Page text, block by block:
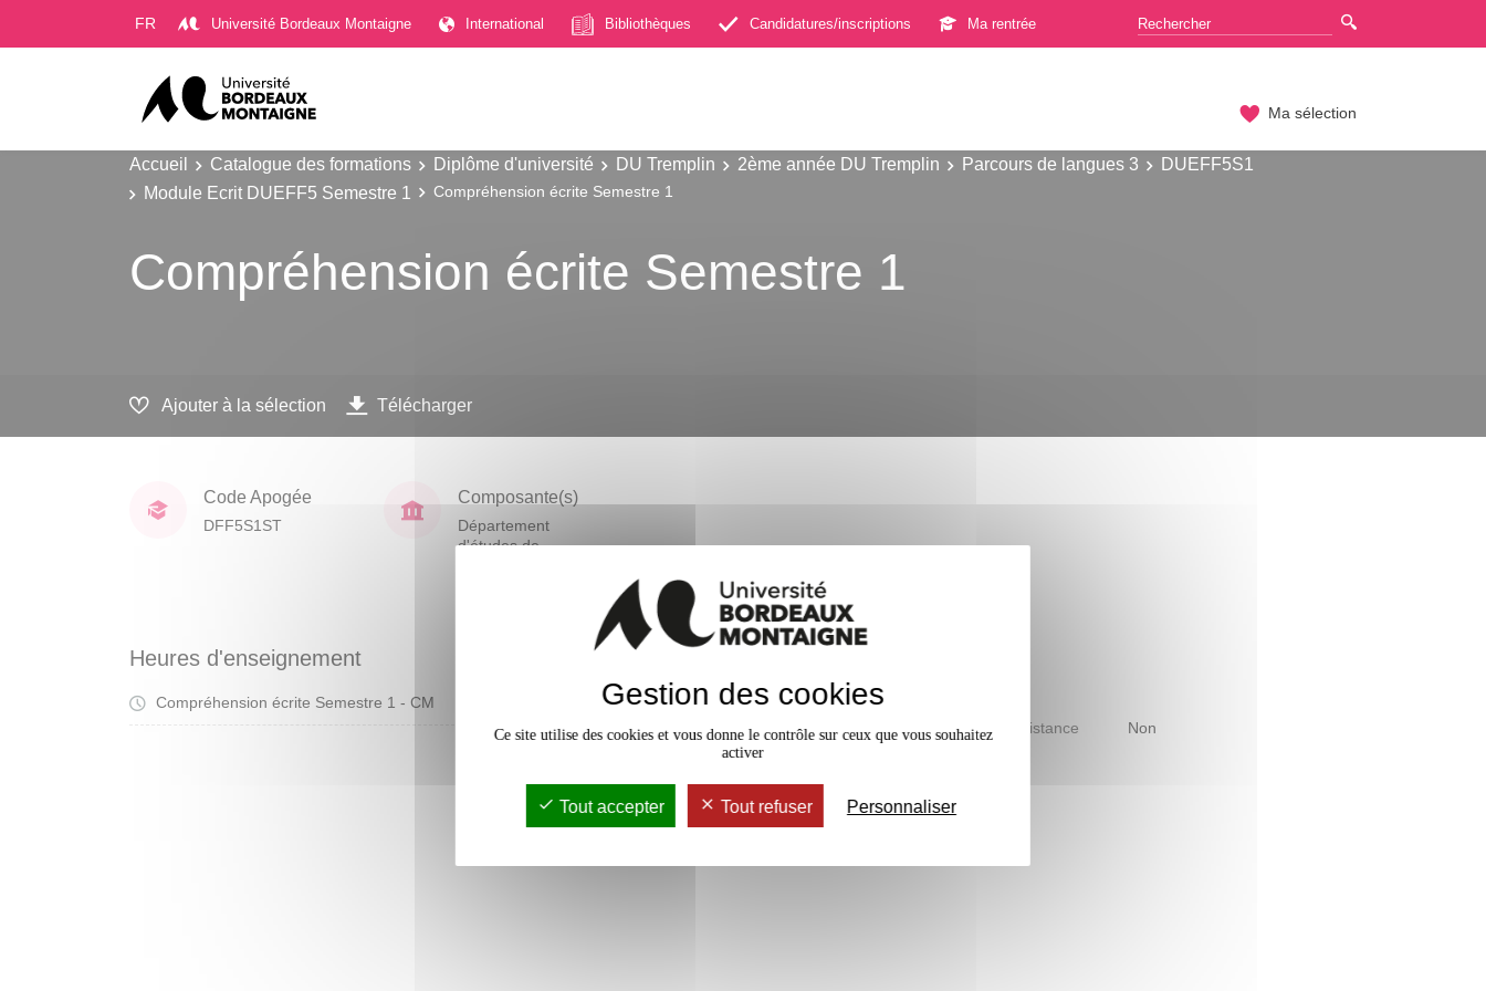
FR Université Bordeaux Montaigne International Bibliothèques Candidatures/inscriptions Ma rentrée
Ma sélection
Accueil Catalogue des formations Diplôme d'université DU Tremplin 2ème année DU Tremplin Parcours de langues 3
DUEFF5S1
Module Ecrit DUEFF5 Semestre 1
Compréhension écrite Semestre 1
Compréhension écrite Semestre 1
Ajouter à la sélection Télécharger
Code Apogée
DFF5S1ST
Composante(s)
Département
d'études de
Heures d'enseignement
Compréhension écrite Semestre 1 - CM 18h
Accessible à distance Non
Gestion des cookies
Ce site utilise des cookies et vous donne le contrôle sur ceux que vous souhaitez
activer
Tout accepter Tout refuser Personnaliser